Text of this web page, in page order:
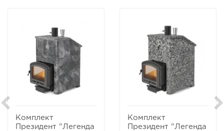
Комплект
Президент "Легенда
Комплект
Президент "Легенда